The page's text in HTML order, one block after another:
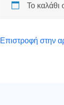
Το καλάθι
Επιστροφή στην